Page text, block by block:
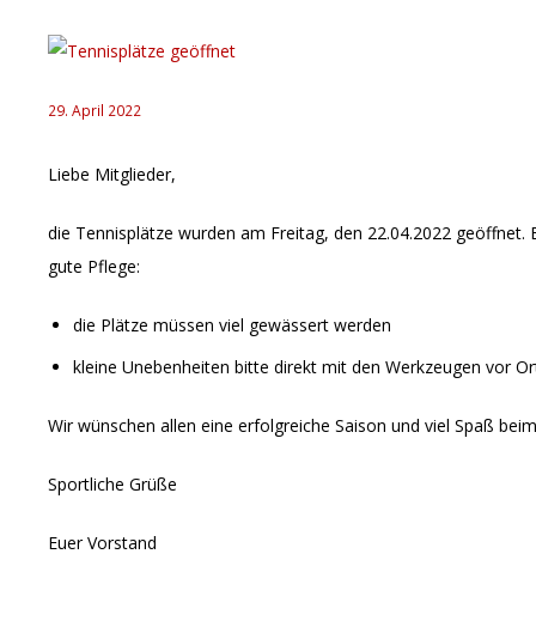
29. April 2022
Liebe Mitglieder,
die Tennisplätze wurden am Freitag, den 22.04.2022
gute Pflege:
die Plätze müssen viel gewässert werden
kleine Unebenheiten bitte direkt mit den Werkzeugen vor
Wir wünschen allen eine erfolgreiche Saison und viel Spaß
Sportliche Grüße
Euer Vorstand